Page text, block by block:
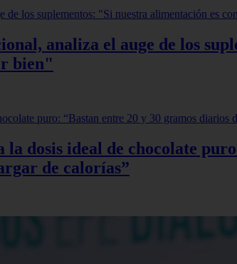
analiza el auge de los
bien"
dosis ideal de chocolate
de calorías”